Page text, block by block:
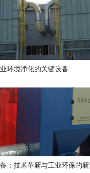
环境净化的关键设备
：技术革新与工业环保的